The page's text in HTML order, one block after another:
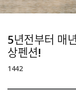
5년전부터 매
상펜션!
1442